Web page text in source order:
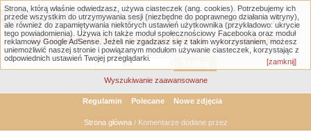
Warning : Undefined variable $comment_user_name in
/home/klient.dhosting.pl/gtlodz/gtlodz.eu/public_html/member.phpon line1956
Łódzka Galeria Transportowa - GTLodz.eu
Wyszukiwanie zaawansowane
Regulamin Polecane Nowe zdjęcia
Strona główna/ Komentarze dodane przez
Strona, którą właśnie odwiedzasz, używa ciasteczek (ang. cookies). Potrzebujemy ich
przede wszystkim do utrzymywania sesji (niezbędne do poprawnego działania witryny),
ale również do zapamiętywania niektórych ustawień użytkownika (przykładowo: ukrycie
tego powiadomienia). Używa ich także moduł społecznościowy Facebooka oraz moduł
reklamowy Google AdSense. Jeżeli nie zgadzasz się z takim wykorzystaniem, możesz
uniemożliwić naszej stronie i powiązanym modułom używanie ciasteczek, korzystając z
odpowiednich ustawień Twojej przeglądarki.
[zamknij]